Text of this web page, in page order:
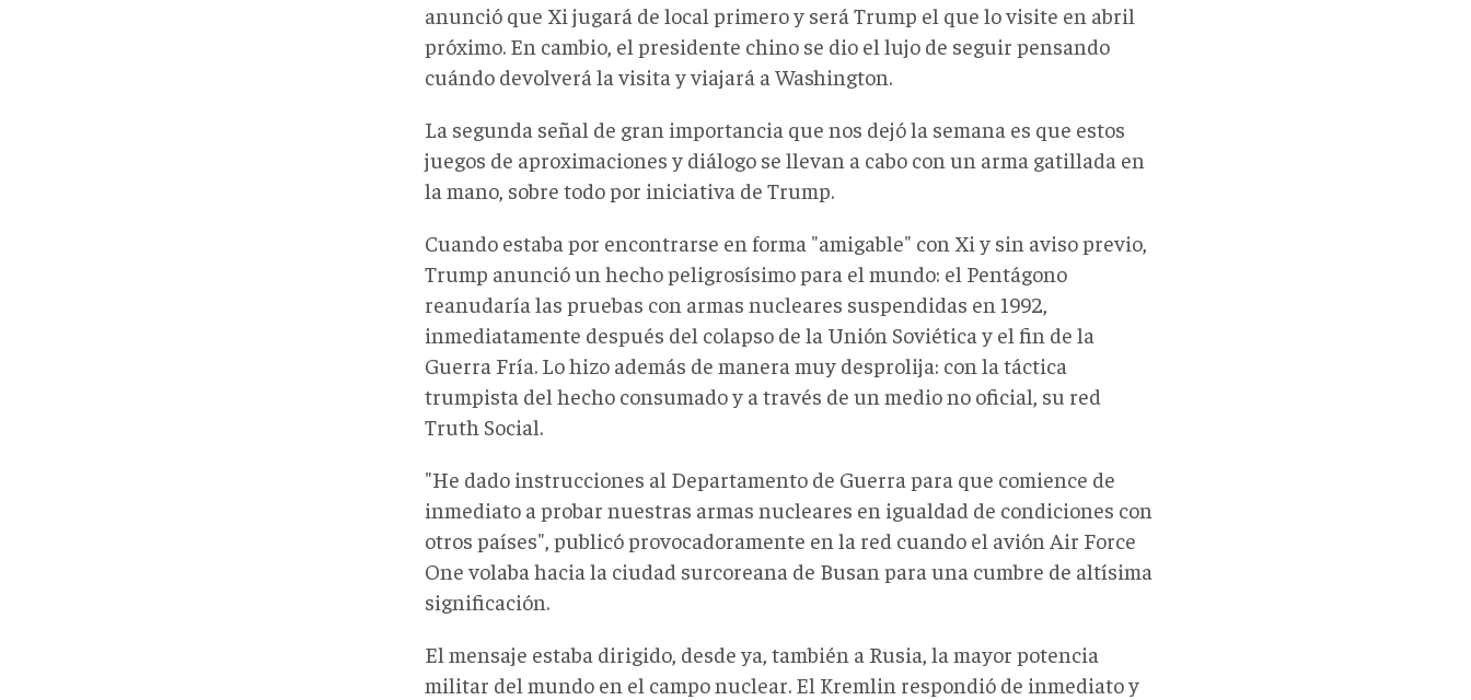
anunció que Xi jugará de local primero y será Trump el que lo visite en abril
próximo. En cambio, el presidente chino se dio el lujo de seguir pensando
cuándo devolverá la visita y viajará a Washington.
La segunda señal de gran importancia que nos dejó la semana es que estos
juegos de aproximaciones y diálogo se llevan a cabo con un arma gatillada en
la mano, sobre todo por iniciativa de Trump.
Cuando estaba por encontrarse en forma "amigable" con Xi y sin aviso previo,
Trump anunció un hecho peligrosísimo para el mundo: el Pentágono
reanudaría las pruebas con armas nucleares suspendidas en 1992,
inmediatamente después del colapso de la Unión Soviética y el fin de la
Guerra Fría. Lo hizo además de manera muy desprolija: con la táctica
trumpista del hecho consumado y a través de un medio no oficial, su red
Truth Social.
"He dado instrucciones al Departamento de Guerra para que comience de
inmediato a probar nuestras armas nucleares en igualdad de condiciones con
otros países", publicó provocadoramente en la red cuando el avión Air Force
One volaba hacia la ciudad surcoreana de Busan para una cumbre de altísima
significación.
El mensaje estaba dirigido, desde ya, también a Rusia, la mayor potencia
militar del mundo en el campo nuclear. El Kremlin respondió de inmediato y